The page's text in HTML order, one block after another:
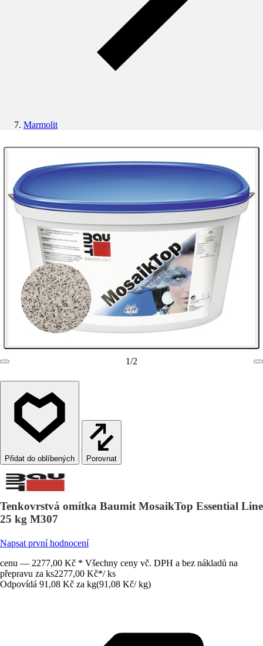
Marmolit
1/2
Porovnat
Tenkovrstvá omítka Baumit MosaikTop Essential Line
25 kg M307
Napsat první hodnocení
cenu — 2277,00 Kč * Všechny ceny vč. DPH a bez nákladů na
přepravu za ks2277,00 Kč*/ ks
Odpovídá 91,08 Kč za kg(91,08 Kč/ kg)